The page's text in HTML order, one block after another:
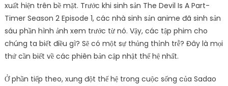
xuất hiện trên bề mặt. Trước khi sinh sản The Devil Is A Part-
Timer Season 2 Episode 1, các nhà sinh sản anime đã sinh sản
sáu phần hình ảnh xem trước từ nó. Vậy, các tập phim cho
chúng ta biết điều gì? Sẽ có một sự thủng thỉnh trễ? Đây là mọi
thứ cần biết về các phiên bản cập nhật thế hệ nhất.
Ở phần tiếp theo, xung đột thế hệ trong cuộc sống của Sadao